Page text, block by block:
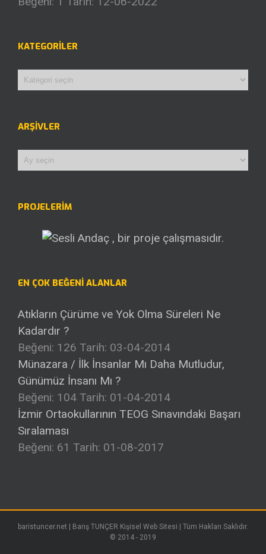
KATEGORILER
Kategoriler
ARŞIVLER
Arşivler
PROJELERİM
EN ÇOK BEĞENI ALANLAR
Atıkların Çürüme ve Yok Olma Süreleri Ne
Kadardır ?
Beğeni: 126 Tarih: 03-04-2014
Münazara / İlk İnsanlar Mı Daha Mutludur,
Günümüz İnsanı Mı ?
Beğeni: 104 Tarih: 01-04-2014
İzmir Ortaokullarının TEOG Sınavındaki Başarı
Sıralaması
Beğeni: 61 Tarih: 01-08-2017
baristuncer.net | Barış TUNÇER Kişisel Web Sitesi | Tüm Hakları Saklıdır.
© 2014 - 2019